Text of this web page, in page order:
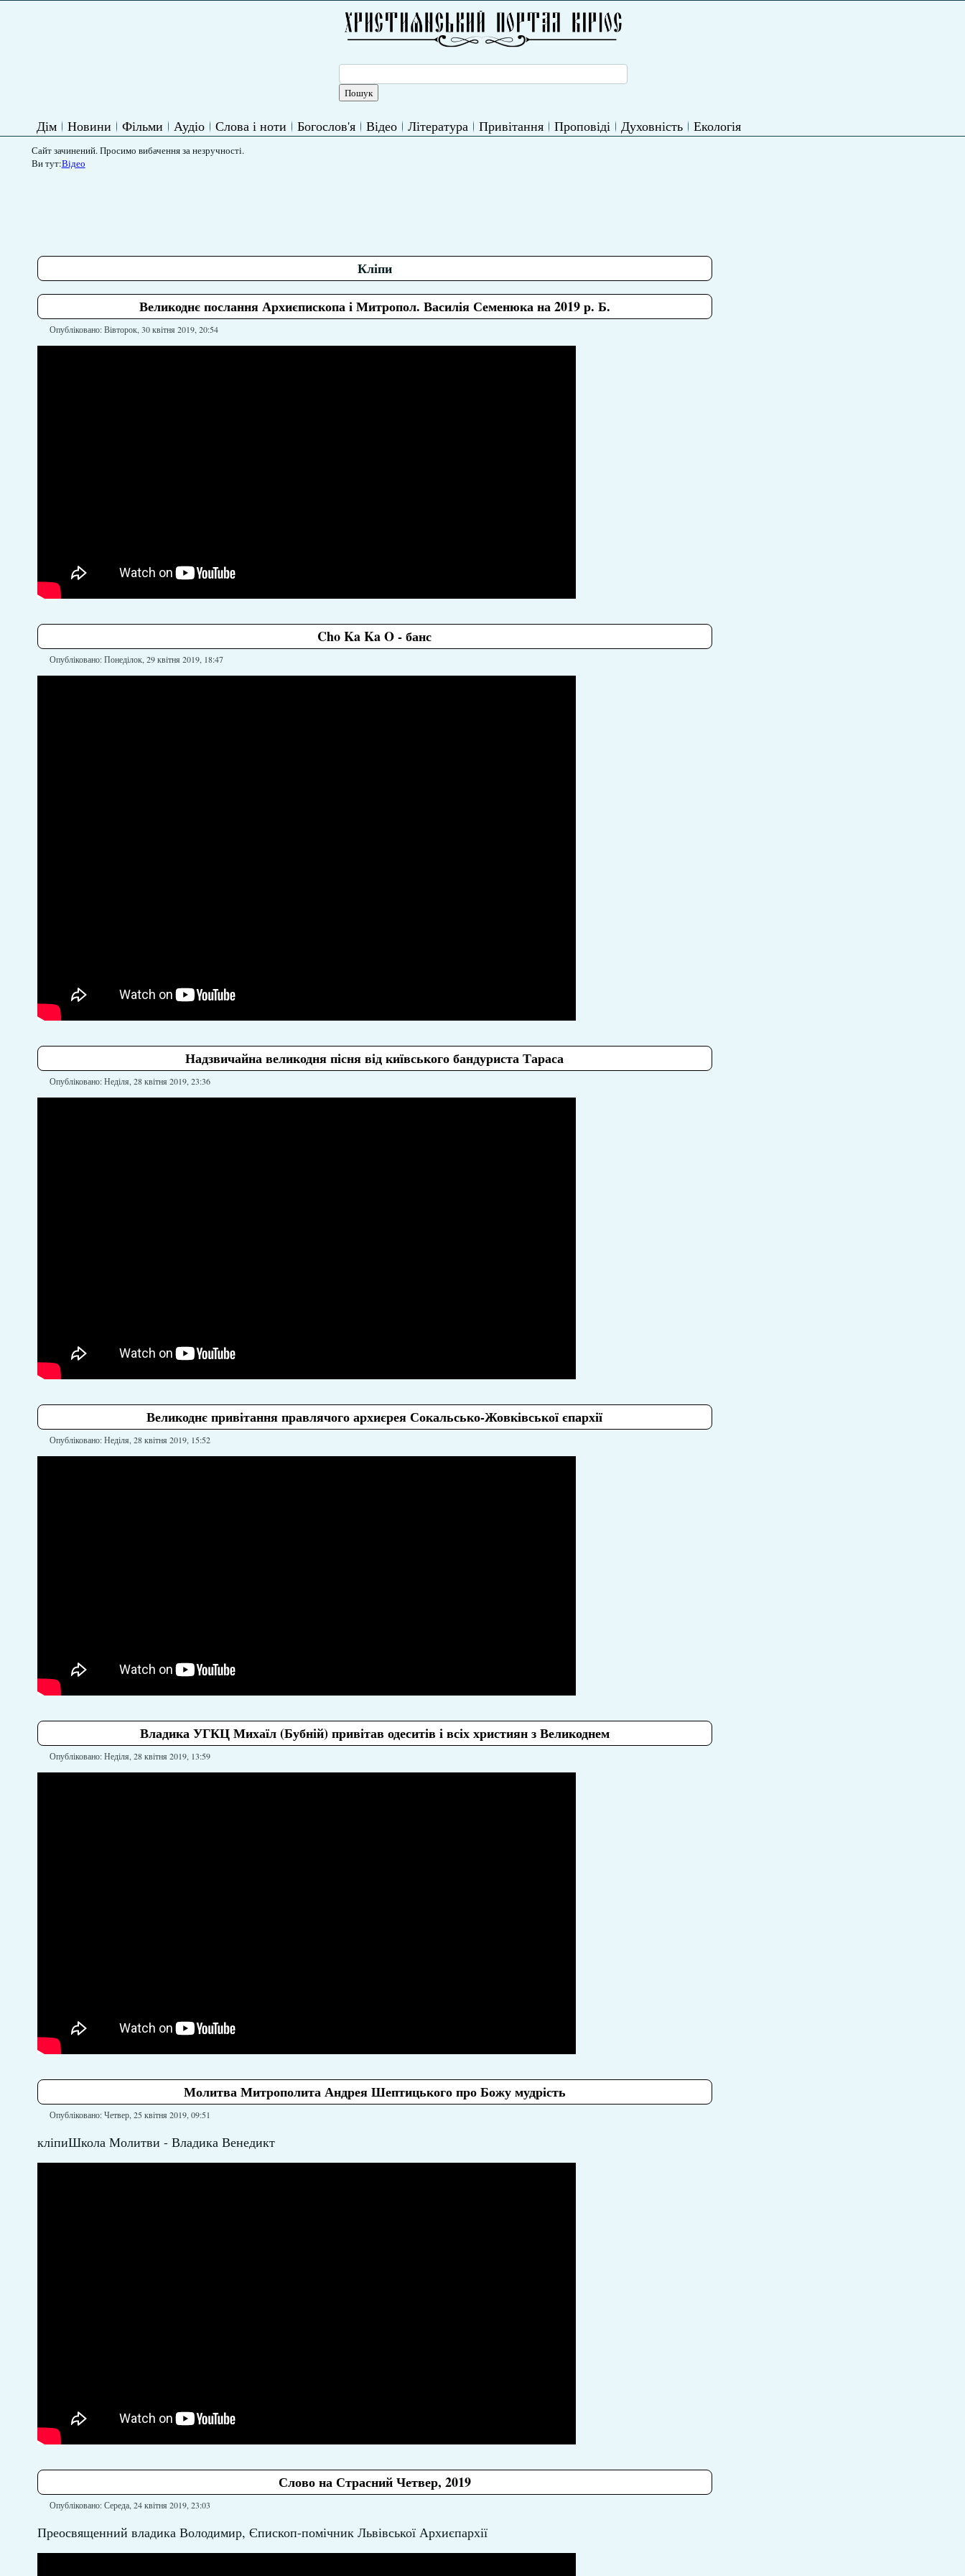
Дім Новини Фільми Аудіо Слова і ноти Богослов'я Відео Література Привітання Проповіді Духовність Екологія
Сайт зачинений. Просимо вибачення за незручності.
Ви тут:Відео
Кліпи
Великоднє послання Архиєпископа і Митропол. Василія Семенюка на 2019 р. Б.
Опубліковано: Вівторок, 30 квітня 2019, 20:54
Cho Ka Ka O - банс
Опубліковано: Понеділок, 29 квітня 2019, 18:47
Надзвичайна великодня пісня від київського бандуриста Тараса
Опубліковано: Неділя, 28 квітня 2019, 23:36
Великоднє привітання правлячого архиєрея Сокальсько-Жовківської єпархії
Опубліковано: Неділя, 28 квітня 2019, 15:52
Владика УГКЦ Михаїл (Бубній) привітав одеситів і всіх християн з Великоднем
Опубліковано: Неділя, 28 квітня 2019, 13:59
Молитва Митрополита Андрея Шептицького про Божу мудрість
Опубліковано: Четвер, 25 квітня 2019, 09:51
кліпиШкола Молитви - Владика Венедикт
Слово на Страсний Четвер, 2019
Опубліковано: Середа, 24 квітня 2019, 23:03
Преосвященний владика Володимир, Єпископ-помічник Львівської Архиєпархії